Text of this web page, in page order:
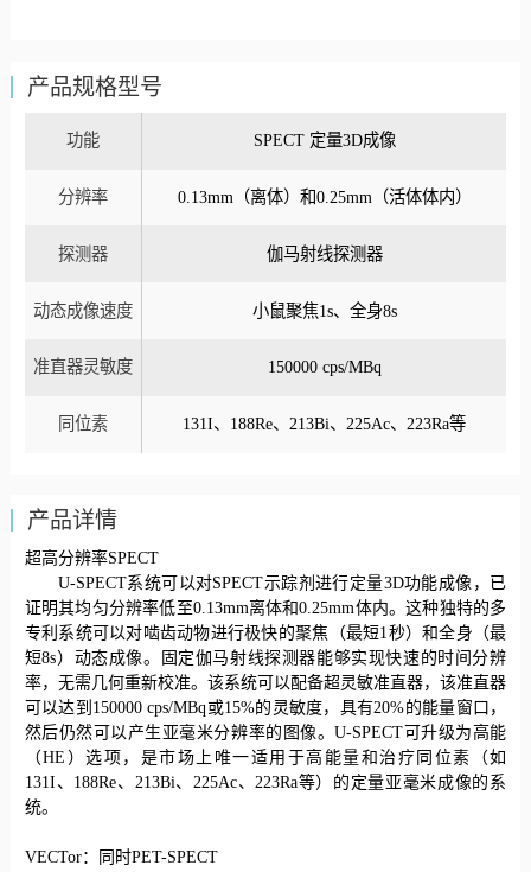
产品规格型号
功能 SPECT 定量3D成像
分辨率 0.13mm（离体）和0.25mm（活体体内）
探测器 伽马射线探测器
动态成像速度 小鼠聚焦1s、全身8s
准直器灵敏度 150000 cps/MBq
同位素 131I、188Re、213Bi、225Ac、223Ra等
产品详情
超高分辨率SPECT
U-SPECT系统可以对SPECT示踪剂进行定量3D功能成像，已
证明其均匀分辨率低至0.13mm离体和0.25mm体内。这种独特的多
专利系统可以对啮齿动物进行极快的聚焦（最短1秒）和全身（最
短8s）动态成像。固定伽马射线探测器能够实现快速的时间分辨
率，无需几何重新校准。该系统可以配备超灵敏准直器，该准直器
可以达到150000 cps/MBq或15%的灵敏度，具有20%的能量窗口，
然后仍然可以产生亚毫米分辨率的图像。U-SPECT可升级为高能
（HE）选项，是市场上唯一适用于高能量和治疗同位素（如
131I、188Re、213Bi、225Ac、223Ra等）的定量亚毫米成像的系
统。
VECTor：同时PET-SPECT